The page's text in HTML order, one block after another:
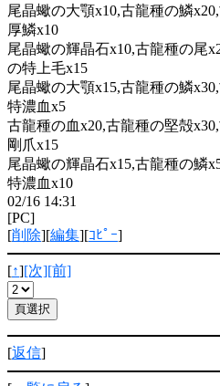
尾晶蠍の大顎x10,古龍種の鱗
厚鱗x10
尾晶蠍の輝晶石x10,古龍種の尾
の特上毛x15
尾晶蠍の大顎x15,古龍種の鱗
特濃血x5
古龍種の血x20,古龍種の堅殻
剛爪x15
尾晶蠍の輝晶石x15,古龍種の鱗
特濃血x10
02/16 14:31
[PC]
[削除][編集][ｺﾋﾟｰ]
[↑][次][前]
[返信]